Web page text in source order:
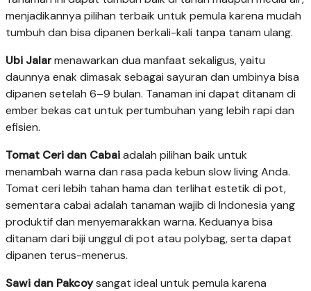
menjadikannya pilihan terbaik untuk pemula karena mudah
tumbuh dan bisa dipanen berkali-kali tanpa tanam ulang.
Ubi Jalarmenawarkan dua manfaat sekaligus, yaitu
daunnya enak dimasak sebagai sayuran dan umbinya bisa
dipanen setelah 6–9 bulan. Tanaman ini dapat ditanam di
ember bekas cat untuk pertumbuhan yang lebih rapi dan
efisien.
Tomat Ceri dan Cabaiadalah pilihan baik untuk
menambah warna dan rasa pada kebun slow living Anda.
Tomat ceri lebih tahan hama dan terlihat estetik di pot,
sementara cabai adalah tanaman wajib di Indonesia yang
produktif dan menyemarakkan warna. Keduanya bisa
ditanam dari biji unggul di pot atau polybag, serta dapat
dipanen terus-menerus.
Sawi dan Pakcoysangat ideal untuk pemula karena